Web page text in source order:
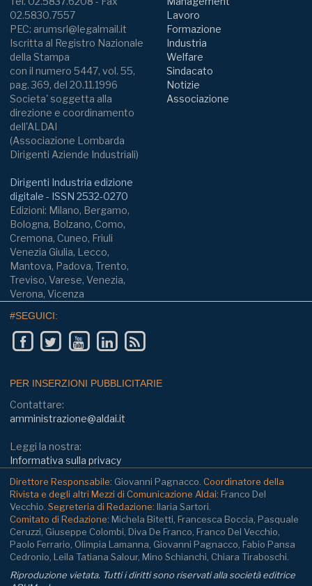
02.5830.7557
PEC: arumsrl@legalmail.it
Iscritta al Registro Nazionale
della Stampa
con il numero 5447, vol. 55,
pag. 369, del 20.11.1996
Societa' soggetta alla
direzione e coordinamento
dell'ALDAI
(Associazione Lombarda
Dirigenti Aziende Industriali)
Dirigenti Industria edizione
digitale - ISSN 2532-0270
Edizioni: Milano, Bergamo,
Bologna, Bolzano, Como,
Cremona, Cuneo, Friuli
Venezia Giulia, Lecco,
Mantova, Padova, Trento,
Treviso, Varese, Venezia,
Verona, Vicenza
Lavoro
Formazione
Industria
Welfare
Sindacato
Notizie
Associazione
#SEGUICI:
PER INSERZIONI PUBBLICITARIE
Contattare:
amministrazione@aldai.it
Leggi la nostra:
Informativa sulla privacy
Direttore Responsabile: Giovanni Pagnacco. Coordinatore della
Rivista e degli altri Mezzi di Comunicazione Aldai: Franco Del
Vecchio. Segreteria di Redazione: Ilaria Sartori.
Comitato di Redazione: Michela Bitetti, Francesca Boccia, Pasquale
Ceruzzi, Giuseppe Colombi, Diva De Franco, Franco Del Vecchio,
Paolo Ferrario, Olimpia Lamanna, Giovanni Pagnacco, Fabio Pansa
Cedronio, Leila Tatiana Salour, Mino Schianchi, Chiara Tiraboschi.
Riproduzione vietata. Tutti i diritti sono riservati alla società editrice